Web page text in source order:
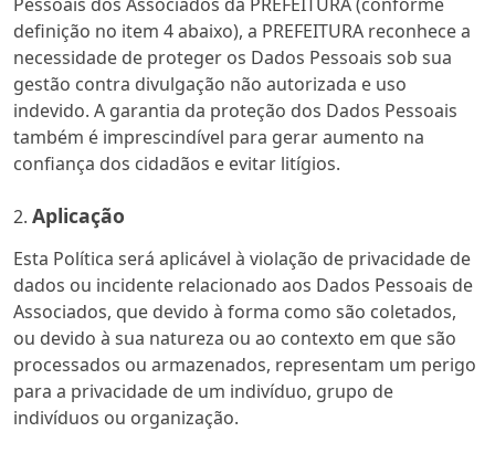
definição no item 4 abaixo), a PREFEITURA reconhece a
necessidade de proteger os Dados Pessoais sob sua
gestão contra divulgação não autorizada e uso
indevido. A garantia da proteção dos Dados Pessoais
também é imprescindível para gerar aumento na
confiança dos cidadãos e evitar litígios.
Aplicação
Esta Política será aplicável à violação de privacidade de
dados ou incidente relacionado aos Dados Pessoais de
Associados, que devido à forma como são coletados,
ou devido à sua natureza ou ao contexto em que são
processados ou armazenados, representam um perigo
para a privacidade de um indivíduo, grupo de
indivíduos ou organização.